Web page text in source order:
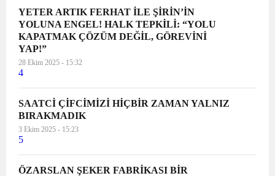
YETER ARTIK FERHAT İLE ŞİRİN’İN
YOLUNA ENGEL! HALK TEPKİLİ: “YOLU
KAPATMAK ÇÖZÜM DEĞİL, GÖREVİNİ
YAP!”
28 Ekim 2025 - 15:32
4
SAATCİ ÇİFCİMİZİ HİÇBİR ZAMAN YALNIZ
BIRAKMADIK
3 Ekim 2025 - 15:23
5
ÖZARSLAN ŞEKER FABRİKASI BİR